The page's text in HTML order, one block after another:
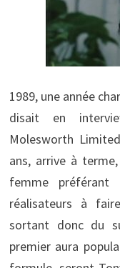
1989, une année
disait en
Molesworth
ans, arrive à
femme préférant
réalisateurs à
sortant donc du
premier aura